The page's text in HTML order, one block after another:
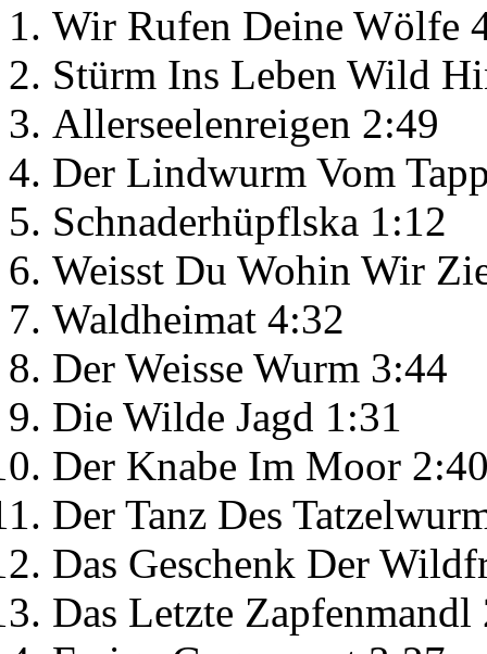
Wir Rufen Deine Wölfe
Stürm Ins Leben Wild
Allerseelenreigen 2:49
Der Lindwurm Vom
Schnaderhüpflska 1:12
Weisst Du Wohin Wir
Waldheimat 4:32
Der Weisse Wurm 3:44
Die Wilde Jagd 1:31
Der Knabe Im Moor
Der Tanz Des
Das Geschenk Der
Das Letzte Zapfenmandl